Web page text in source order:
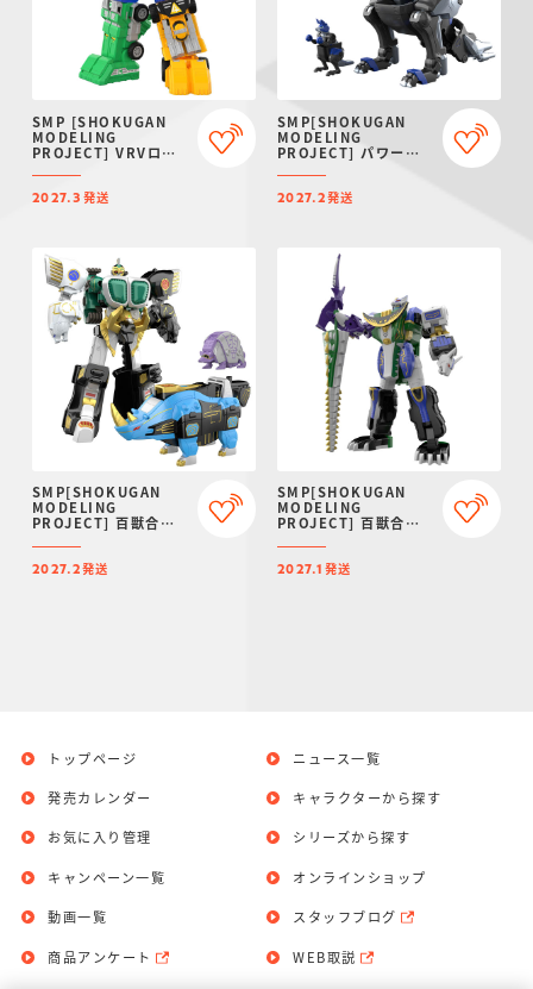
SMP [SHOKUGAN
MODELING
PROJECT] VRVロボ
【プレミアムバンダイ
限定】
2027.3 発送
SMP[SHOKUGAN
MODELING
PROJECT] パワーア
ニマルシリーズ エクス
トラ ガオワラビー【プ
レミアムバンダイ限
2027.2発送
SMP[SHOKUGAN
MODELING
PROJECT] 百獣合体
ノス＆ガオマジロ【再
販：2027年2月発送】
2027.2発送
SMP[SHOKUGAN
MODELING
PROJECT] 百獣合体
2027年1月発送】
2027.1 発送
トップページ
発売カレンダー
お気に入り管理
ニュース一覧
キャラクターから探す
シリーズから探す
キャンペーン一覧
動画一覧
商品アンケート
オンラインショップ
スタッフブログ
WEB取説